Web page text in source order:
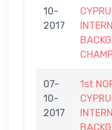
10-
2017
07-
10-
2017
1st